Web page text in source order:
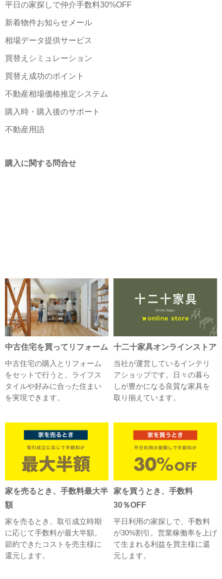
平日の家探しで仲介手数料30%OFF
新着物件お知らせメール
相場データ提供サービス
買替えシミュレーション
買替え成功のポイント
不動産相場価格推定システム
購入時・購入後のサポート
不動産用語
購入に関する問合せ
中古住宅を買ってリフォーム
中古住宅の購入とリフォーム
をセットで行うと、ライフス
タイルや好みに合った住まい
を実現できます。
十二十家具オンラインストア
当社が運営しているインテリ
アショップです。日々の暮ら
しが豊かになる良質な家具を
取り揃えています。
家を売るとき、手数料最大半
額
家を売るとき、取引成立時期
に応じて手数料が最大半額。
節約できたコストを売主様に
還元します。
家を買うとき、手数料
30％OFF
平日利用の家探しで、手数料
が30%割引。営業稼働率を上げ
て生まれる利益を買主様に還
元します。